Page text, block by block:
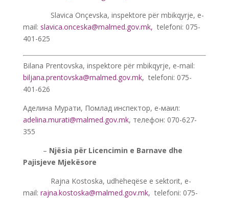
Slavica Onçevska, inspektore për mbikqyrje, e-
mail: slavica.onceska@malmed.gov.mk, telefoni: 075-
401-625
Bilana Prentovska, inspektore për mbikqyrje, e-mail:
biljana.prentovska@malmed.gov.mk, telefoni: 075-
401-626
Аделина Мурати, Помлад инспектор, е-маил:
adelina.murati@malmed.gov.mk, телефон: 070-627-
355
– Njësia për Licencimin e Barnave dhe
Pajisjeve Mjekësore
Rajna Kostoska, udhëheqëse e sektorit, e-
mail: rajna.kostoska@malmed.gov.mk, telefoni: 075-